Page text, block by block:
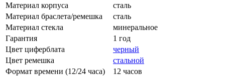
Материал корпуса
сталь
Материал браслета/ремешка
сталь
Материал стекла
минеральное
Гарантия
1 год
Цвет циферблата
черный
Цвет ремешка
стальной
Формат времени (12/24 часа)
12 часов